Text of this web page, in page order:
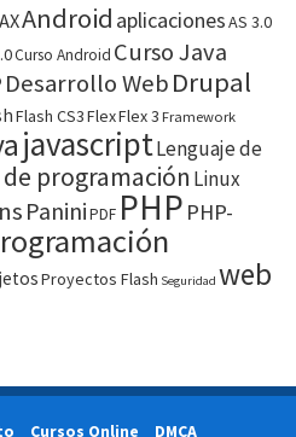
Android aplicacionesAS 3.0
Curso Android Curso Java
Desarrollo WebDrupal
Flash CS3FlexFlex 3 Framework
javascriptLenguaje de
programación Linux
Panini PDF PHP PHP-
Proyectos Flash Seguridad web
Cursos Online DMCA